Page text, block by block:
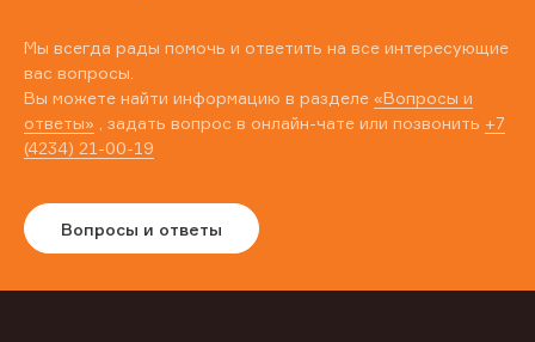
Мы всегда рады помочь и ответить на все интересующие
вас вопросы.
Вы можете найти информацию в разделе «Вопросы и
ответы» , задать вопрос в онлайн-чате или позвонить +7
(4234) 21-00-19
Вопросы и ответы